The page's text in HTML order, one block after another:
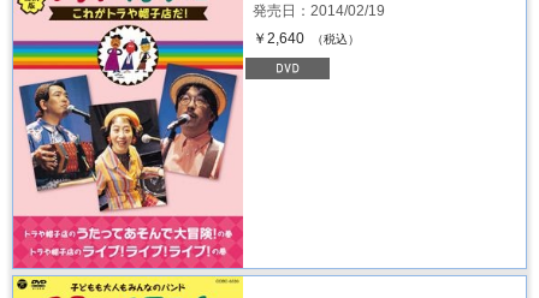
発売日：2014/02/19
￥2,640
（税込）